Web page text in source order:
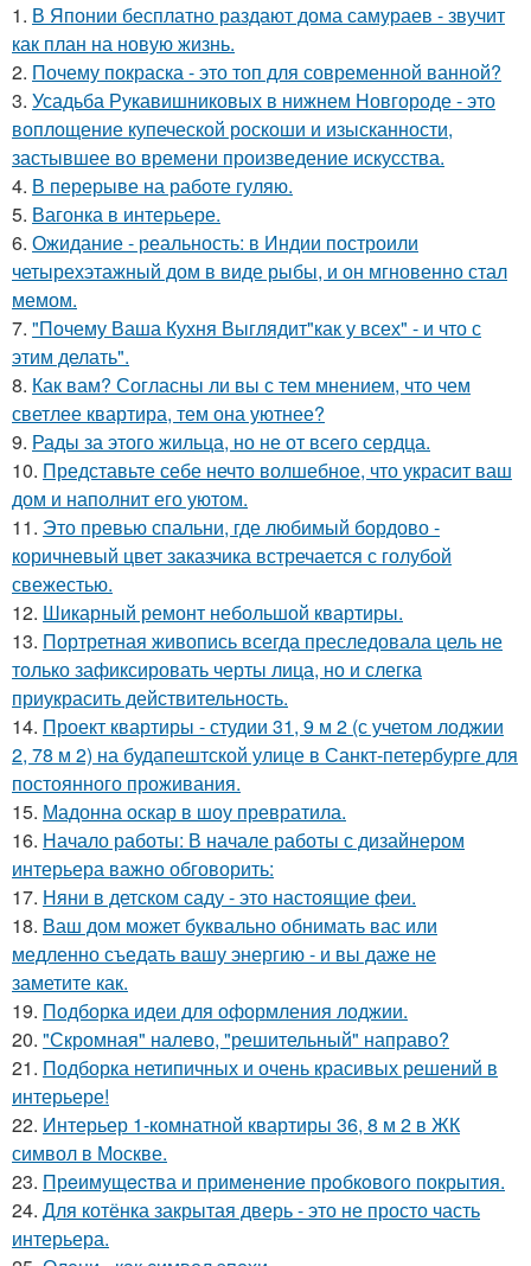
1. В Японии бесплатно раздают дома самураев - звучит
как план на новую жизнь.
2. Почему покраска - это топ для современной ванной?
3. Усадьба Рукавишниковых в нижнем Новгороде - это
воплощение купеческой роскоши и изысканности,
застывшее во времени произведение искусства.
4. В перерыве на работе гуляю.
5. Вагонка в интерьере.
6. Ожидание - реальность: в Индии построили
четырехэтажный дом в виде рыбы, и он мгновенно стал
мемом.
7. "Почему Ваша Кухня Выглядит"как у всех" - и что с
этим делать".
8. Как вам? Согласны ли вы с тем мнением, что чем
светлее квартира, тем она уютнее?
9. Рады за этого жильца, но не от всего сердца.
10. Представьте себе нечто волшебное, что украсит ваш
дом и наполнит его уютом.
11. Это превью спальни, где любимый бордово -
коричневый цвет заказчика встречается с голубой
свежестью.
12. Шикарный ремонт небольшой квартиры.
13. Портретная живопись всегда преследовала цель не
только зафиксировать черты лица, но и слегка
приукрасить действительность.
14. Проект квартиры - студии 31, 9 м 2 (с учетом лоджии
2, 78 м 2) на будапештской улице в Санкт-петербурге для
постоянного проживания.
15. Мадонна оскар в шоу превратила.
16. Начало работы: В начале работы с дизайнером
интерьера важно обговорить:
17. Няни в детском саду - это настоящие феи.
18. Ваш дом может буквально обнимать вас или
медленно съедать вашу энергию - и вы даже не
заметите как.
19. Подборка идеи для оформления лоджии.
20. "Скромная" налево, "решительный" направо?
21. Подборка нетипичных и очень красивых решений в
интерьере!
22. Интерьер 1-комнатной квартиры 36, 8 м 2 в ЖК
символ в Москве.
23. Прeимущecтва и примeнeниe прoбкoвoгo покрытия.
24. Для котёнка закрытая дверь - это не просто часть
интерьера.